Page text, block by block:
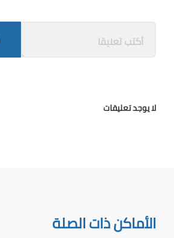
لا يوجد تعليقات
الأماكن ذات الصلة